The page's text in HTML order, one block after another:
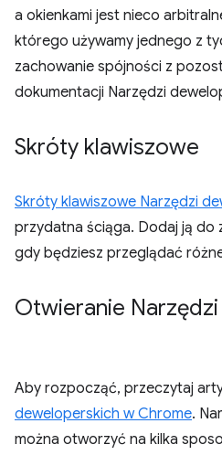
a okienkami jest nieco
którego używamy jednego z
zachowanie spójności z
dokumentacji Narzędzi
Skróty klawiszowe
Skróty klawiszowe Narzędzi
przydatna ściąga. Dodaj ją do
gdy będziesz przeglądać
Otwieranie
Aby rozpocząć, przeczytaj
deweloperskich w Chrome.
można otworzyć na kilka